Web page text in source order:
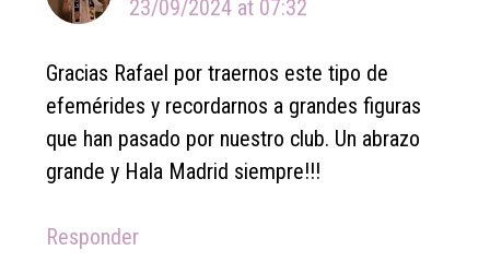
23/09/2024 at 07:32
Gracias Rafael por traernos este tipo de
efemérides y recordarnos a grandes figuras
que han pasado por nuestro club. Un abrazo
grande y Hala Madrid siempre!!!
Responder